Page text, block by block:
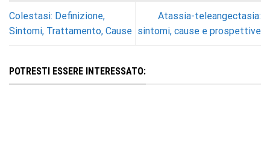
Colestasi: Definizione,
Sintomi, Trattamento, Cause
Atassia-teleangectasia:
sintomi, cause e prospettive
POTRESTI ESSERE INTERESSATO: